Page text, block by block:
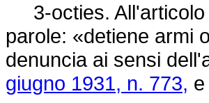
3-octies. All'articolo
parole: «detiene armi
denuncia ai sensi
giugno 1931, n. 773,